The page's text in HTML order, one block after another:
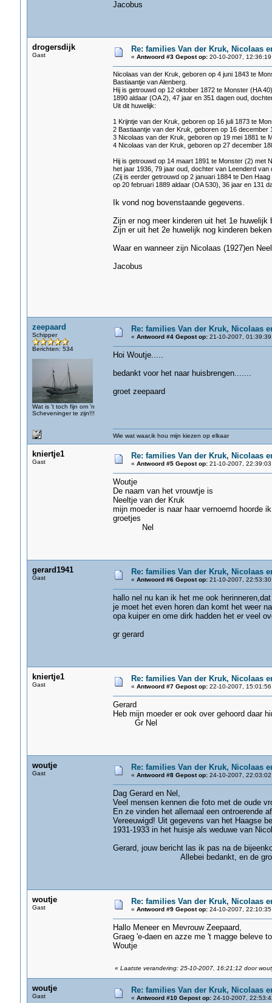
Jacobus
drogersdijk
Gast
Re: families Van der Kruk, Nicolaas
« Antwoord #3 Gepost op:20-10-2007, 12:36:19
Nicolaas van der Kruk, geboren op 4 juni 1843 te
Bastiaantje van Alenberg.
Hij is getrouwd op 12 oktober 1872 te Monster (HA
1890 aldaar (OA 2), 47 jaar en 351 dagen oud,
Uit dit huwelijk:
1 Krijntje van der Kruk, geboren op 16 juli 1873 te
2 Bastiaantje van der Kruk, geboren op 16 december
3 Nicolaas van der Kruk, geboren op 19 mei 1881 te
4 Nicolaas van der Kruk, geboren op 27 december
Hij is getrouwd op 14 maart 1891 te Monster (2) met
het jaar 1936, 79 jaar oud, dochter van Leenderd
(Zij is eerder getrouwd op 2 januari 1884 te Den
op 20 februari 1889 aldaar (OA 530), 36 jaar en 131
Ik vond nog bovenstaande gegevens.
Zijn er nog meer kinderen uit het 1e huwelijk
Zijn er uit het 2e huwelijk nog kinderen
Waar en wanneer zijn Nicolaas (1927)en
Jacobus
zeepaard
Schipper
Berichten: 534
Wat is 't toch fijn om 'n
Scheveninger te zijn!!!
Re: families Van der Kruk, Nicolaas
« Antwoord #4 Gepost op:21-10-2007, 01:39:39
Hoi Woutje.....
bedankt voor het naar huisbrengen.......
groet zeepaard
Wie wat waar,ik hou mijn kiezen op elkaar
kniertje1
Gast
Re: families Van der Kruk, Nicolaas
« Antwoord #5 Gepost op:21-10-2007, 22:39:03
Woutje
De naam van het vrouwtje is
Neeltje van der Kruk
mijn moeder is naar haar vernoemd hoorde ik
groetjes
Nel
gerard1941
Gast
Re: families Van der Kruk, Nicolaas
« Antwoord #6 Gepost op:21-10-2007, 22:53:30
hallo nel nu kan ik het me ook
je moet het even horen dan komt het weer
opa kuiper en ome dirk hadden het er veel
gr gerard
kniertje1
Gast
Re: families Van der Kruk, Nicolaas
« Antwoord #7 Gepost op:22-10-2007, 15:01:56
Gerard
Heb mijn moeder er ook over gehoord daar
Gr Nel
woutje
Gast
Re: families Van der Kruk, Nicolaas
« Antwoord #8 Gepost op:24-10-2007, 22:03:02
Dag Gerard en Nel,
Veel mensen kennen die foto met de oude
En ze vinden het allemaal een ontroerende
Vereeuwigd! Uit gegevens van het Haagse
1931-1933 in het huisje als weduwe van
Gerard, jouw bericht las ik pas na de
Allebei bedankt, en de
woutje
Gast
Re: families Van der Kruk, Nicolaas
« Antwoord #9 Gepost op:24-10-2007, 22:10:35
Hallo Meneer en Mevrouw Zeepaard,
Graeg 'e-daen en azze me 't magge beleve
Woutje
« Laatste verandering: 25-10-2007, 16:21:12 door
woutje
Gast
Re: families Van der Kruk, Nicolaas
« Antwoord #10 Gepost op:24-10-2007,